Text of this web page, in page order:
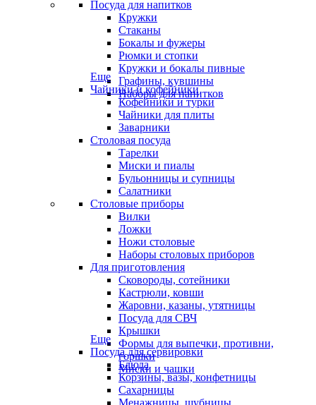
Посуда для напитков
Кружки
Стаканы
Бокалы и фужеры
Рюмки и стопки
Кружки и бокалы пивные
Графины, кувшины
Наборы для напитков
Еще
Чайники и кофейники
Кофейники и турки
Чайники для плиты
Заварники
Столовая посуда
Тарелки
Миски и пиалы
Бульонницы и супницы
Салатники
Столовые приборы
Вилки
Ложки
Ножи столовые
Наборы столовых приборов
Для приготовления
Сковороды, сотейники
Кастрюли, ковши
Жаровни, казаны, утятницы
Посуда для СВЧ
Крышки
Формы для выпечки, противни,
горшки
Миски и чашки
Еще
Посуда для сервировки
Блюда
Корзины, вазы, конфетницы
Сахарницы
Менажницы, шубницы